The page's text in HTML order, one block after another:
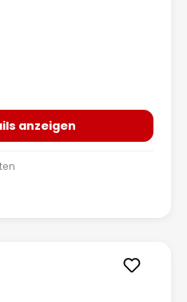
anzeigen